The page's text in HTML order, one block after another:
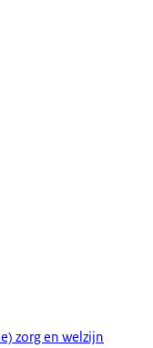
zorg en welzijn